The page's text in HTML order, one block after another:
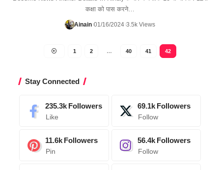
कक्षा को पास करने…
Ainain 01/16/2024 3.5k Views
1 2 … 40 41 42
Stay Connected
235.3k Followers
Like
69.1k Followers
Follow
11.6k Followers
Pin
56.4k Followers
Follow